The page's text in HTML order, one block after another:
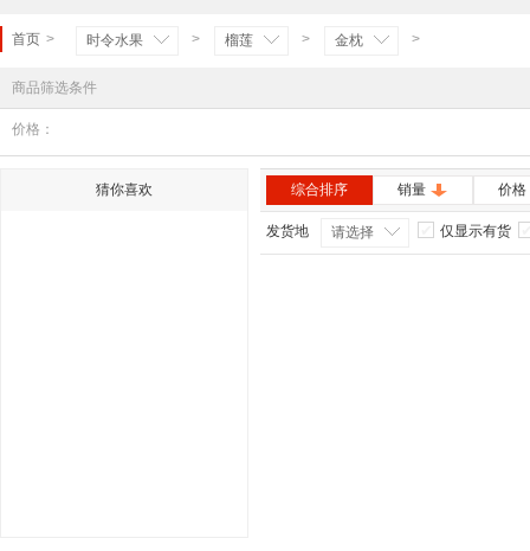
首页 > 时令水果 > 榴莲 > 金枕 >
商品筛选条件
价格：
猜你喜欢 综合排序 销量 价格
发货地 请选择 仅显示有货